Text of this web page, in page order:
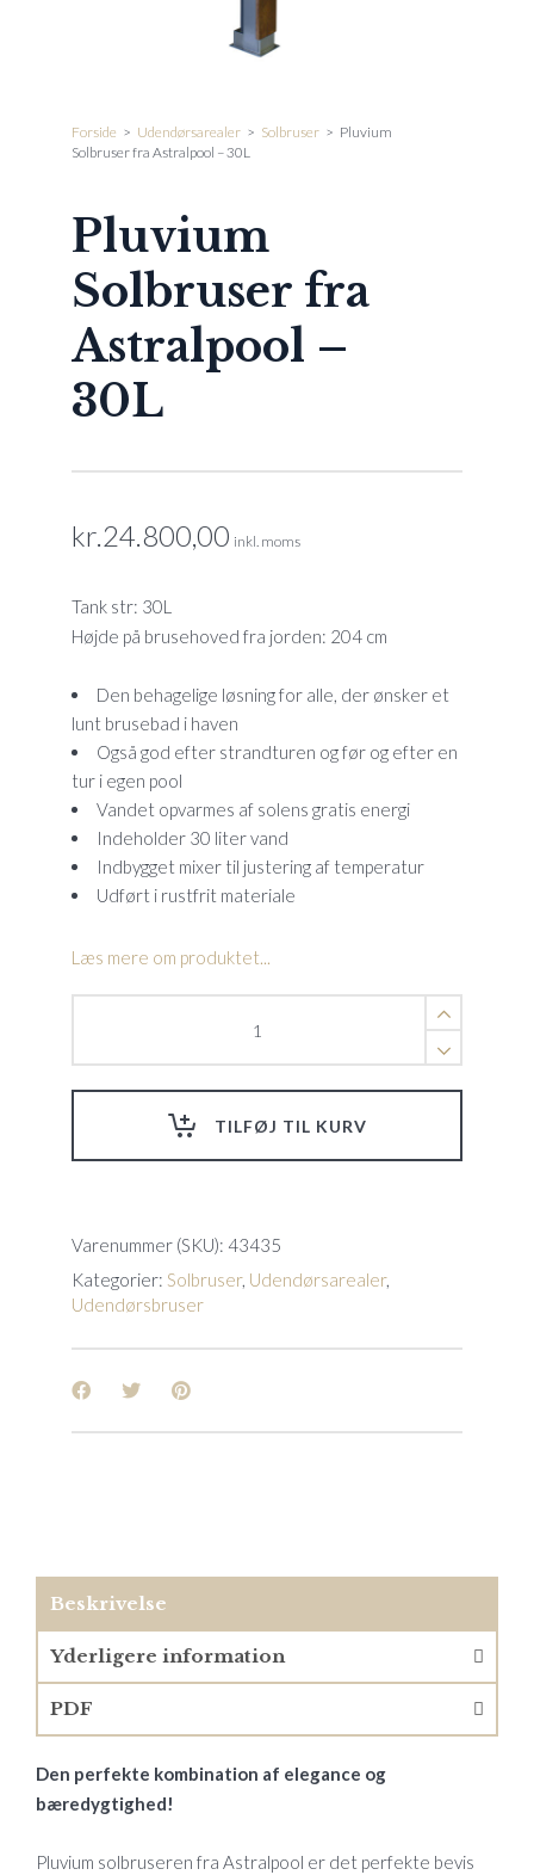
Forside > Udendørsarealer > Solbruser > Pluvium
Solbruser fra Astralpool – 30L
Pluvium
Solbruser fra
Astralpool –
30L
kr.24.800,00 inkl. moms
Tank str: 30L
Højde på brusehoved fra jorden: 204 cm
Den behagelige løsning for alle, der ønsker et
lunt brusebad i haven
Også god efter strandturen og før og efter en
tur i egen pool
Vandet opvarmes af solens gratis energi
Indeholder 30 liter vand
Indbygget mixer til justering af temperatur
Udført i rustfrit materiale
Læs mere om produktet...
quantity
TILFØJ TIL KURV
Varenummer (SKU): 43435
Kategorier: Solbruser, Udendørsarealer,
Udendørsbruser
Beskrivelse
Yderligere information
PDF
Den perfekte kombination af elegance og
bæredygtighed!
Pluvium solbruseren fra Astralpool er det perfekte bevis